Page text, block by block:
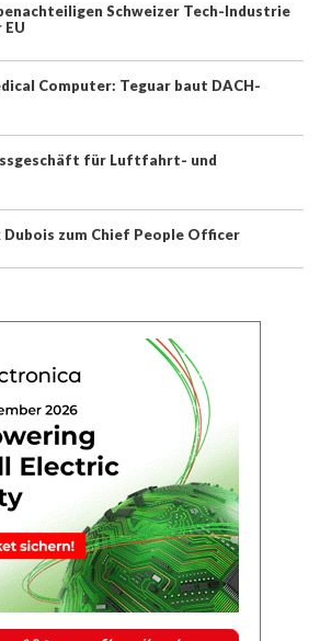
Schweizer Tech-Industrie
Computer: Teguar baut DACH-
für Luftfahrt- und
Dubois zum Chief People Officer